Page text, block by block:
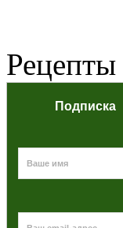
Подписка